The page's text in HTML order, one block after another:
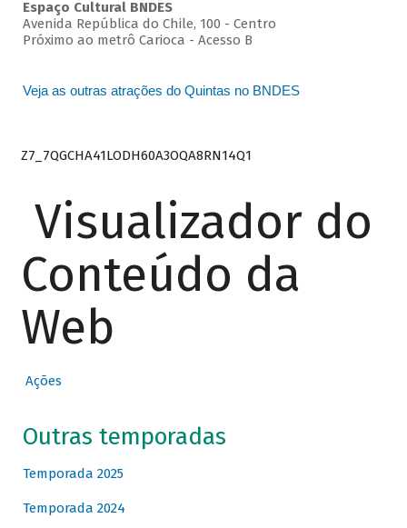
Espaço Cultural BNDES
Avenida República do Chile, 100 - Centro
Próximo ao metrô Carioca - Acesso B
Veja as outras atrações do Quintas no BNDES
Z7_7QGCHA41LODH60A3OQA8RN14Q1
Visualizador do
Conteúdo da
Web
Ações
Outras temporadas
Temporada 2025
Temporada 2024